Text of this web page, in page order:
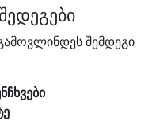
შემდეგი